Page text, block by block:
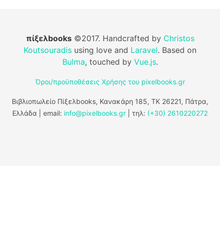
πίξελbooks©2017. Handcrafted by Christos
Koutsouradis using love and Laravel. Based on
Bulma, touched by Vue.js.
Όροι/προϋποθέσεις Χρήσης του pixelbooks.gr
Βιβλιοπωλείο Πίξελbooks, Κανακάρη 185, ΤΚ 26221, Πάτρα,
Ελλάδα | email: info@pixelbooks.gr | τηλ: (+30) 2610220272